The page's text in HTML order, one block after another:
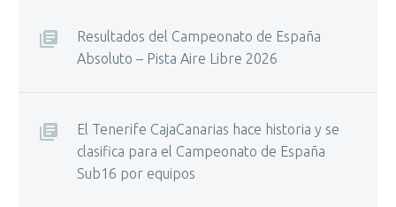
Resultados del Campeonato de España
Absoluto – Pista Aire Libre 2026
El Tenerife CajaCanarias hace historia y se
clasifica para el Campeonato de España
Sub16 por equipos